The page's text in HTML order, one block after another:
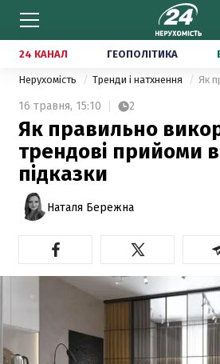
24 КАНАЛ ГЕОПОЛІТИКА
Нерухомість Тренди і натхнення
16 травня, 15:10 2
Як правильно
трендові прийоми в
підказки
Наталя Бережна